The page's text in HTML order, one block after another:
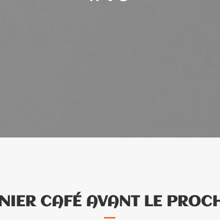
CAFÉ AVANT LE